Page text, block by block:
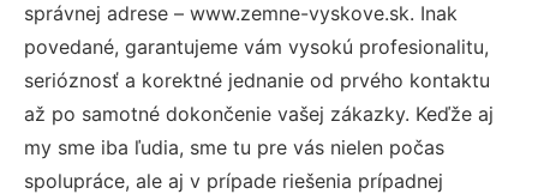
správnej adrese – www.zemne-vyskove.sk. Inak
povedané, garantujeme vám vysokú profesionalitu,
serióznosť a korektné jednanie od prvého kontaktu
až po samotné dokončenie vašej zákazky. Keďže aj
my sme iba ľudia, sme tu pre vás nielen počas
spolupráce, ale aj v prípade riešenia prípadnej